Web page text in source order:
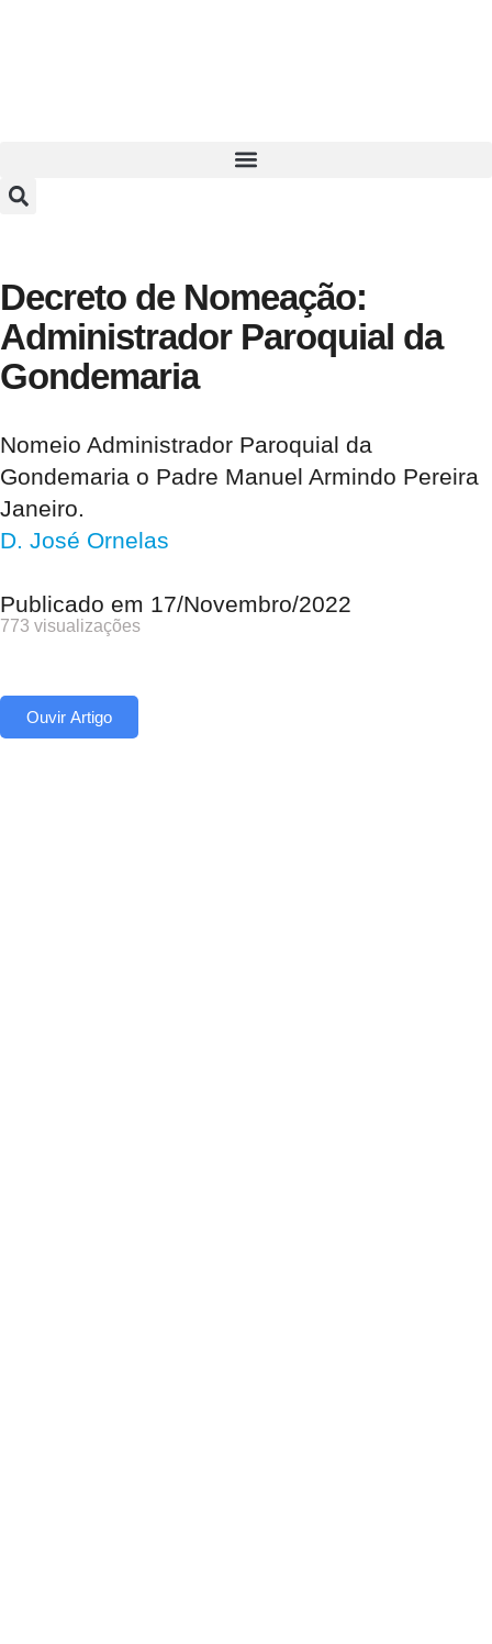
Decreto de Nomeação:
Administrador Paroquial da
Gondemaria
Nomeio Administrador Paroquial da
Gondemaria o Padre Manuel Armindo Pereira
Janeiro.
D. José Ornelas
Publicado em 17/Novembro/2022
773 visualizações
Ouvir Artigo